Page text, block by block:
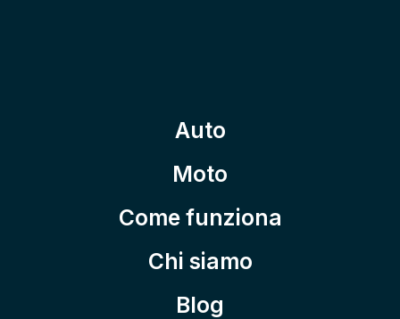
Auto
Moto
Come funziona
Chi siamo
Blog